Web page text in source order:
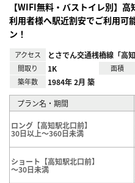
【WIFI無料・バストイレ別】
利用者様へ駅近割安でご利用可
ン！
アクセス とさでん交通桟橋線「高
間取り 1K 面積
築年数 1984年 2月 築
プラン名・期間
ロング【高知駅北口前】
30日以上～360日未満
ショート【高知駅北口前】
～30日未満